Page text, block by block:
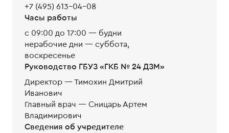
+7 (495) 613-04-08
Часы работы
с 09:00 до 17:00 — будни
нерабочие дни — суббота,
воскресенье
Руководство ГБУЗ «ГКБ № 24 ДЗМ»
Директор — Тимохин Дмитрий
Иванович
Главный врач — Сницарь Артем
Владимирович
Сведения об учредителе